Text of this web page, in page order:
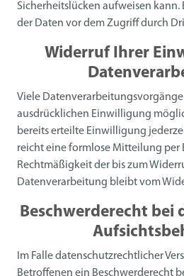
Sicherheitslücken aufweisen kann.
der Daten vor dem Zugriff durch
Widerruf Ihrer
Viele
ausdrücklichen Einwilligung
bereits erteilte Einwilligung
reicht eine formlose Mitteilung per
Rechtmäßigkeit der bis zum
Datenverarbeitung bleibt vom
Beschwerderecht bei
Im Falle datenschutzrechtlicher
Betroffenen ein Beschwerderecht